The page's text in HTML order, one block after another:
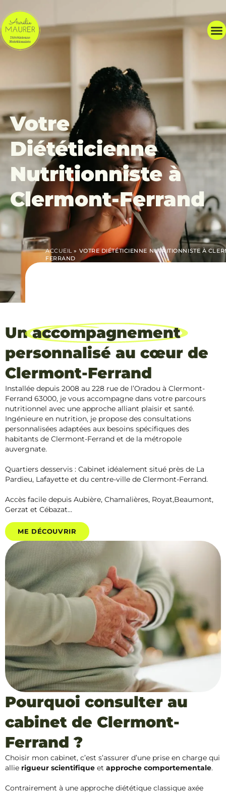
Votre
Diététicienne
Nutritionniste à
Clermont-Ferrand
ACCUEIL» VOTRE DIÉTÉTICIENNE NUTRITIONNISTE À
FERRAND
Unaccompagnement
personnalisé au cœur de
Clermont-Ferrand
Installée depuis 2008 au 228 rue de l’Oradou à Clermont-
Ferrand 63000, je vous accompagne dans votre parcours
nutritionnel avec une approche alliant plaisir et santé.
Ingénieure en nutrition, je propose des consultations
personnalisées adaptées aux besoins spécifiques des
habitants de Clermont-Ferrand et de la métropole
auvergnate.
Quartiers desservis : Cabinet idéalement situé près de La
Pardieu, Lafayette et du centre-ville de Clermont-Ferrand.
Accès facile depuis Aubière, Chamalières, Royat,Beaumont,
Gerzat et Cébazat…
ME DÉCOUVRIR
Pourquoi consulter au
cabinet de Clermont-
Ferrand ?
Choisir mon cabinet, c’est s’assurer d’une prise en charge qui
allie rigueur scientifique et approche comportementale.
Contrairement à une approche diététique classique axée